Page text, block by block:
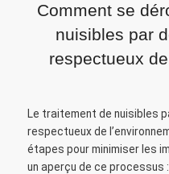
Comment se
nuisibles par
respectueux
Le traitement de nuisibles
respectueux de
étapes pour minimiser les
un aperçu de ce processus :